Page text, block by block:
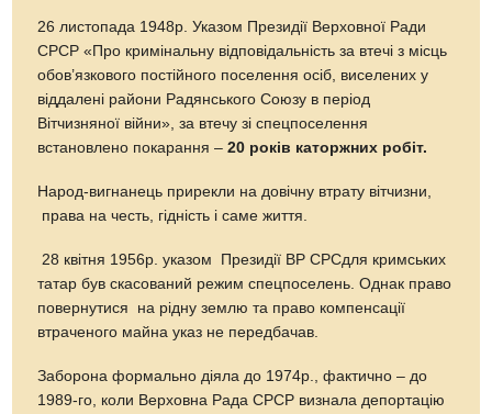
26 листопада 1948р. Указом Президії Верховної Ради
СРСР «Про кримінальну відповідальність за втечі з місць
обов’язкового постійного поселення осіб, виселених у
віддалені райони Радянського Союзу в період
Вітчизняної війни», за втечу зі спецпоселення
встановлено покарання –20 років каторжних робіт.
Народ-вигнанець прирекли на довічну втрату вітчизни,
права на честь, гідність і саме життя.
28 квітня 1956р. указом Президії ВР СРСдля кримських
татар був скасований режим спецпоселень. Однак право
повернутися на рідну землю та право компенсації
втраченого майна указ не передбачав.
Заборона формально діяла до 1974р., фактично – до
1989-го, коли Верховна Рада СРСР визнала депортацію